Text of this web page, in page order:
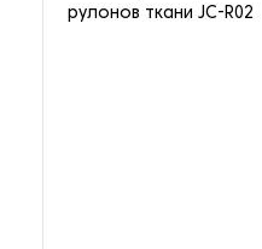
рулонов ткани JC-R02